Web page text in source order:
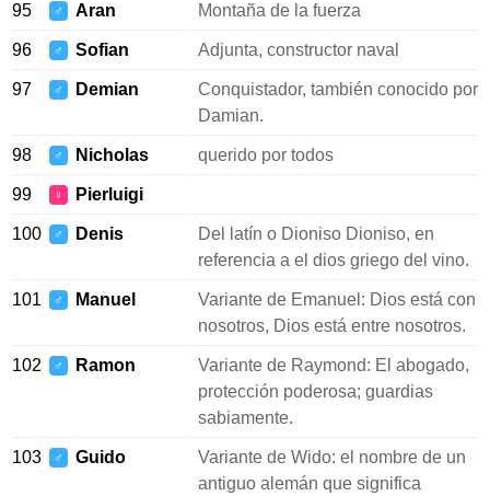
95 ♂ Aran Montaña de la fuerza
96 ♂ Sofian Adjunta, constructor naval
97 ♂ Demian
Conquistador, también conocido por
Damian.
98 ♂ Nicholas querido por todos
99 ♀ Pierluigi
100 ♂ Denis
Del latín o Dioniso Dioniso, en
referencia a el dios griego del vino.
101 ♂ Manuel
Variante de Emanuel: Dios está con
nosotros, Dios está entre nosotros.
102 ♂ Ramon
Variante de Raymond: El abogado,
protección poderosa; guardias
sabiamente.
103 ♂ Guido
Variante de Wido: el nombre de un
antiguo alemán que significa